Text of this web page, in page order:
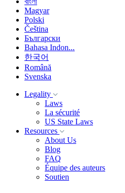
Magyar
Polski
Čeština
Български
Bahasa Indon...
한국어
Română
Svenska
Legality
Laws
La sécurité
US State Laws
Resources
About Us
Blog
FAQ
Équipe des auteurs
Soutien